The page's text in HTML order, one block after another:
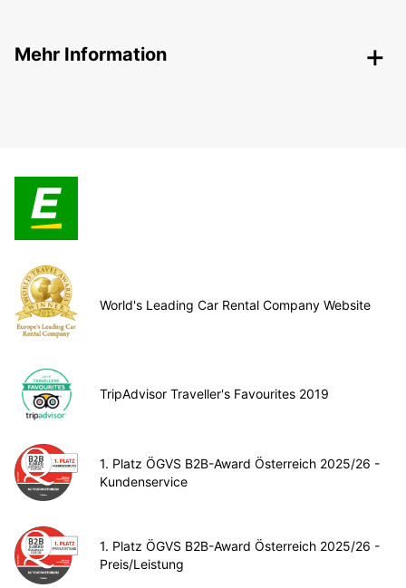
Mehr Information
World's Leading Car Rental Company Website
TripAdvisor Traveller's Favourites 2019
1. Platz ÖGVS B2B-Award Österreich 2025/26 -
Kundenservice
1. Platz ÖGVS B2B-Award Österreich 2025/26 -
Preis/Leistung